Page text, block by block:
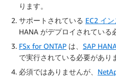
ります。
サポートされている EC2 イ
HANA がデプロイされている
FSx for ONTAP は、 SAP
で実行されている必要があり
必須ではありませんが、